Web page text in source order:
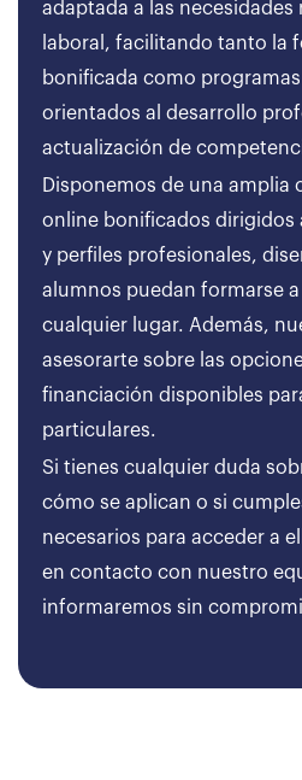
adaptada a las necesidades
laboral, facilitando tanto la
bonificada como
orientados al desarrollo
actualización de
Disponemos de una amplia
online bonificados dirigidos
y perfiles profesionales,
alumnos puedan formarse
cualquier lugar. Además,
asesorarte sobre las
financiación disponibles
particulares.
Si tienes cualquier duda
cómo se aplican o si
necesarios para acceder a
en contacto con nuestro
informaremos sin